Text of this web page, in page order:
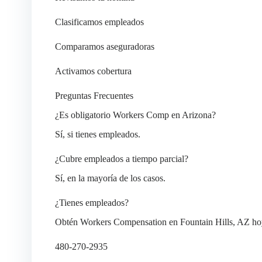
Clasificamos empleados
Comparamos aseguradoras
Activamos cobertura
Preguntas Frecuentes
¿Es obligatorio Workers Comp en Arizona?
Sí, si tienes empleados.
¿Cubre empleados a tiempo parcial?
Sí, en la mayoría de los casos.
¿Tienes empleados?
Obtén Workers Compensation en Fountain Hills, AZ
480-270-2935